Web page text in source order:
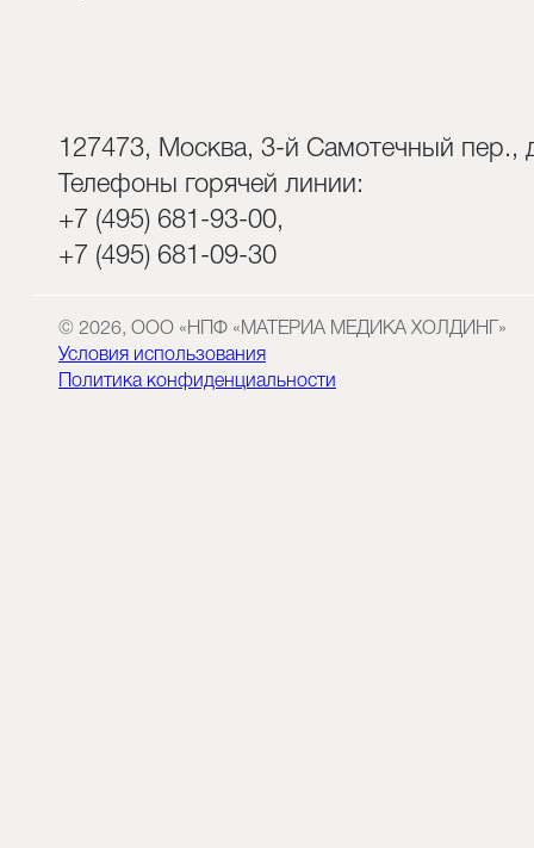
127473, Москва, 3-й Самотечный пер.,
Телефоны горячей линии:
+7 (495) 681-93-00,
+7 (495) 681-09-30
© 2026, ООО «НПФ «МАТЕРИА МЕДИКА ХОЛДИНГ»
Условия использования
Политика конфиденциальности